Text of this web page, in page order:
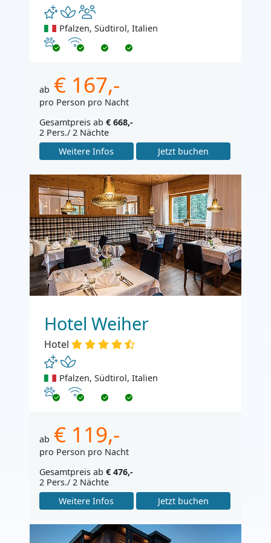
Pfalzen, Südtirol, Italien
Haustiere erlaubt
Internet
ab € 167,-
pro Person pro Nacht
Gesamtpreis ab € 668,-
2 Pers./ 2 Nächte
Weitere Infos
Jetzt buchen
Hotel Weiher
Hotel
Pfalzen, Südtirol, Italien
Haustiere erlaubt
Internet
ab € 119,-
pro Person pro Nacht
Gesamtpreis ab € 476,-
2 Pers./ 2 Nächte
Weitere Infos
Jetzt buchen